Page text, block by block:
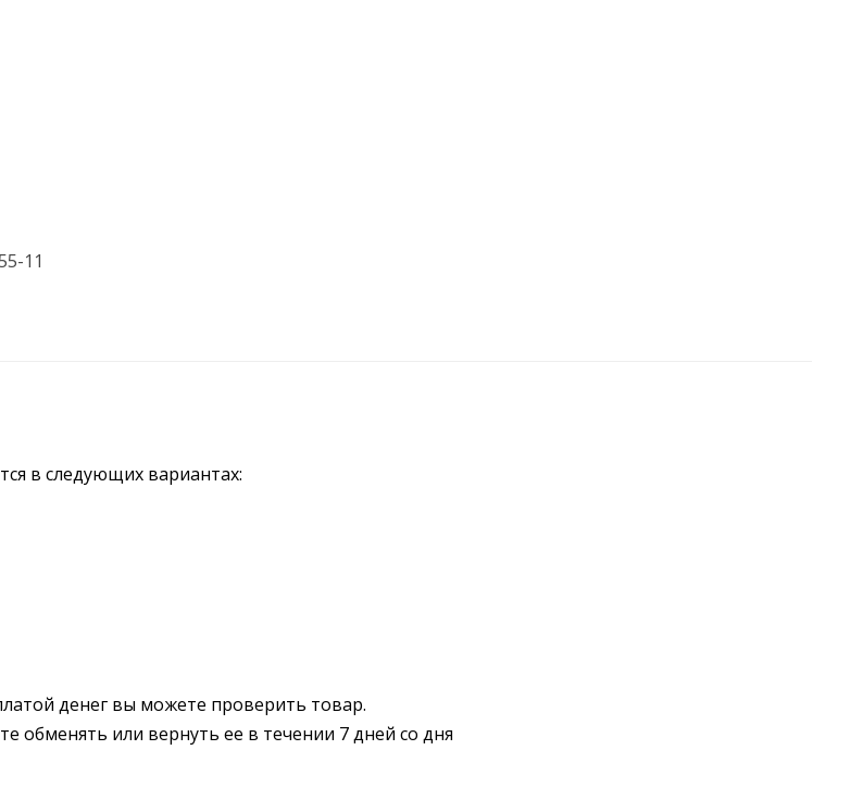
11
в следующих вариантах:
денег вы можете проверить товар.
обменять или вернуть ее в течении 7 дней со дня